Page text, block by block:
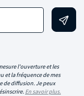
l'ouverture et les
et la fréquence de mes
de diffusion. Je peux
En savoir plus.